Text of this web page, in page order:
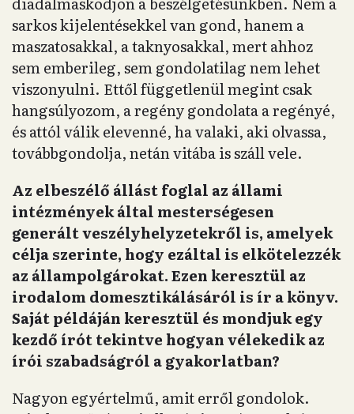
sarkos kijelentésekkel van gond, hanem a
maszatosakkal, a taknyosakkal, mert ahhoz
sem emberileg, sem gondolatilag nem lehet
viszonyulni. Ettől függetlenül megint csak
hangsúlyozom, a regény gondolata a regényé,
és attól válik elevenné, ha valaki, aki olvassa,
továbbgondolja, netán vitába is száll vele.
Az elbeszélő állást foglal az állami
intézmények által mesterségesen
generált veszélyhelyzetekről is, amelyek
célja szerinte, hogy ezáltal is elkötelezzék
az állampolgárokat. Ezen keresztül az
irodalom domesztikálásáról is ír a könyv.
Saját példáján keresztül és mondjuk egy
kezdő írót tekintve hogyan vélekedik az
írói szabadságról a gyakorlatban?
Nagyon egyértelmű, amit erről gondolok.